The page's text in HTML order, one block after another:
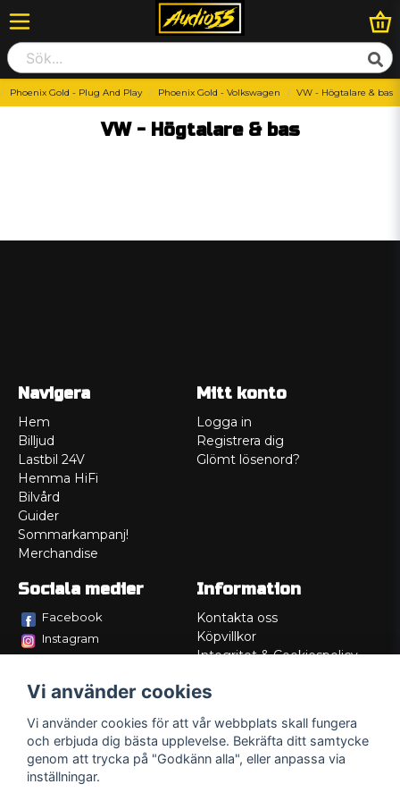
Phoenix Gold - Plug And Play Phoenix Gold - Volkswagen VW - Högtalare & bas
VW - Högtalare & bas
Navigera
Hem
Billjud
Lastbil 24V
Hemma HiFi
Bilvård
Guider
Sommarkampanj!
Merchandise
Mitt konto
Logga in
Registrera dig
Glömt lösenord?
Sociala medier
Facebook
Instagram
Information
Kontakta oss
Köpvillkor
Integritet & Cookiespolicy
Service/Garanti
Lådritning
Om oss
Vi använder cookies
Vi använder cookies för att vår webbplats skall fungera
och erbjuda dig bästa upplevelse. Bekräfta ditt samtycke
genom att trycka på "Godkänn alla", eller anpassa via
inställningar.